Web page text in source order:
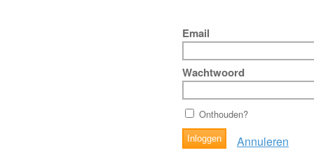
Email
Wachtwoord
Onthouden?
Annuleren